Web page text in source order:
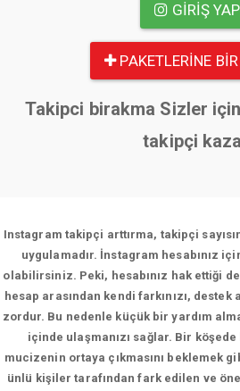
GIRIŞ YAP
PAKETLERINE
Takipci birakma Sizler
takipçi
Instagram takipçi arttırma, takipçi
uygulamadır. İnstagram hesabınız
olabilirsiniz. Peki, hesabınız hak ettiği
hesap arasından kendi farkınızı,
zordur. Bu nedenle küçük bir yardım
içinde ulaşmanızı sağlar. Bir
mucizenin ortaya çıkmasını beklemek
ünlü kişiler tarafından fark edilen ve